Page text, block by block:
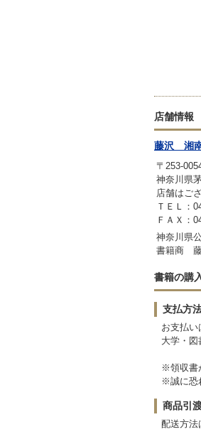
店舗情報
藤沢 湘
〒253-
神奈川県
店舗はご
ＴＥＬ：
ＦＡＸ：
神奈川県
書籍商
書籍の購
支払方
お支払い
大学・図
※領収書
※誠に恐
商品引
配送方法